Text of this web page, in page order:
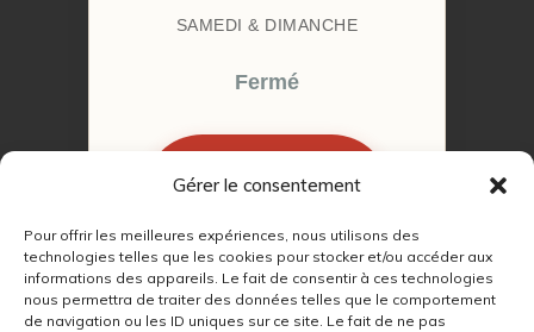
Gérer le consentement
Pour offrir les meilleures expériences, nous utilisons des
technologies telles que les cookies pour stocker et/ou accéder aux
informations des appareils. Le fait de consentir à ces technologies
nous permettra de traiter des données telles que le comportement
de navigation ou les ID uniques sur ce site. Le fait de ne pas
SAMEDI & DIMANCHE
Fermé
RENDEZ-VOUS